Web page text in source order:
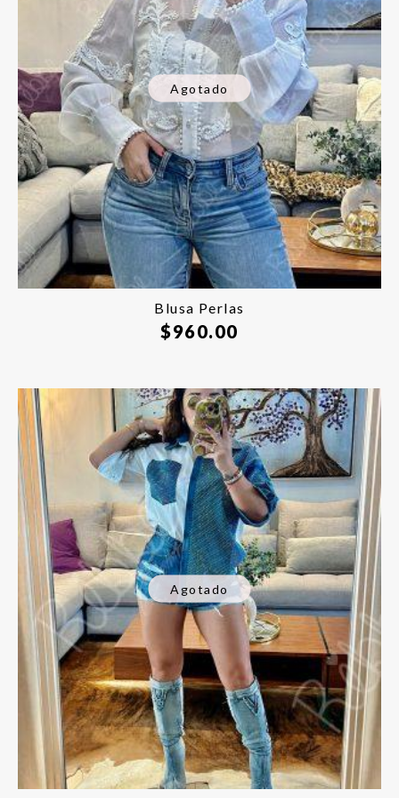
Agotado
Blusa Perlas
$960.00
Agotado